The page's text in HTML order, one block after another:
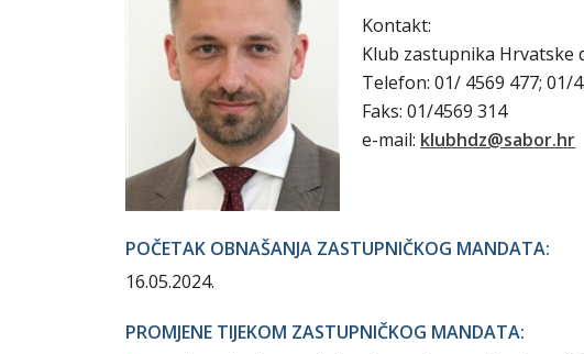
Kontakt:
Klub zastupnika Hrvatske
Telefon: 01/ 4569 477; 01/
Faks: 01/4569 314
e-mail: klubhdz@sabor.hr
POČETAK OBNAŠANJA ZASTUPNIČKOG MANDATA:
16.05.2024.
PROMJENE TIJEKOM ZASTUPNIČKOG MANDATA: